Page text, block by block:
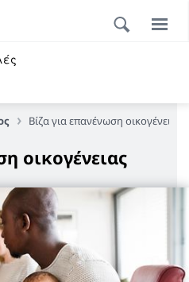
Βίζα για επανένωση οικογένειας
οικογένειας